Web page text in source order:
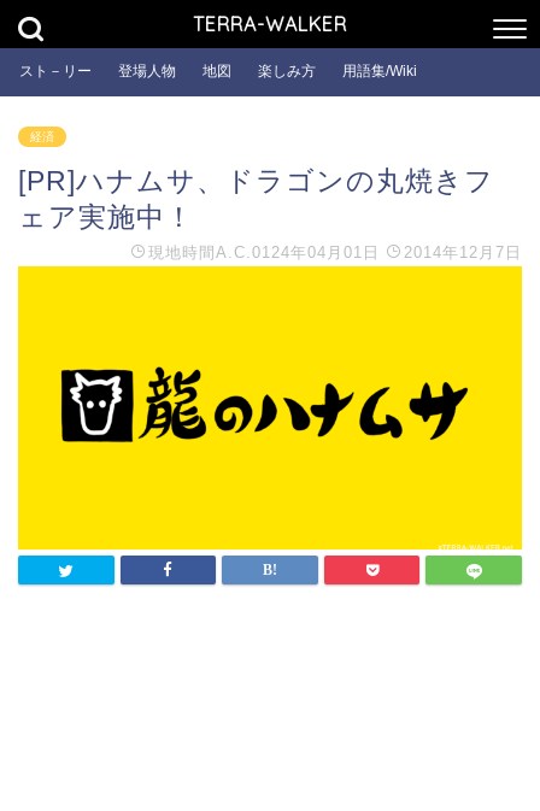
TERRA-WALKER
スト－リー 登場人物 地図 楽しみ方 用語集/Wiki
経済
[PR]ハナムサ、ドラゴンの丸焼きフ
ェア実施中！
現地時間 A.C.0124年04月01日 2014年12月7日